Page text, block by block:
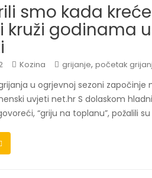
smo kada
kruži godinama
Kozina grijanje, početak
u ogrjevnoj sezoni
uvjeti net.hr S dolaskom
“griju na toplanu”, požalili